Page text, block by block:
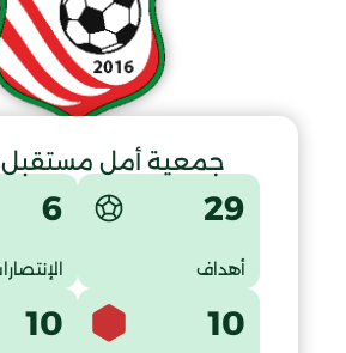
جمعية أمل مستقبل
29
أهداف
6
10
10